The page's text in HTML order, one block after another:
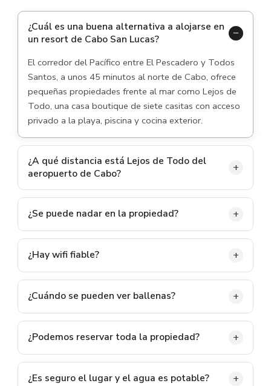
¿Cuál es una buena alternativa a alojarse en
un resort de Cabo San Lucas?
El corredor del Pacífico entre El Pescadero y Todos
Santos, a unos 45 minutos al norte de Cabo, ofrece
pequeñas propiedades frente al mar como Lejos de
Todo, una casa boutique de siete casitas con acceso
privado a la playa, piscina y cocina exterior.
¿A qué distancia está Lejos de Todo del
aeropuerto de Cabo?
Aproximadamente a 90 minutos en coche del
Aeropuerto Internacional de Los Cabos (SJD) vía
encuentra en el km 82, justo al sur de Pescadero.
¿Se puede nadar en la propiedad?
En los días tranquilos, sí, y la playa siempre es tuya
para pasear, hacer hogueras y ver ballenas. Para
está a diez minutos.
¿Hay wifi fiable?
Sí. El wifi alimentado por Starlink cubre todas las
casitas y se extiende hasta la playa, con velocidades
videollamadas.
¿Cuándo se pueden ver ballenas?
Aproximadamente entre diciembre y abril, las
ballenas jorobadas y las ballenas grises pasan cerca
patio frente a la playa.
¿Podemos reservar toda la propiedad?
Sí. Los grupos pueden reservar casitas individuales,
las siete habitaciones, todas las habitaciones más la
¿Es seguro el lugar y el agua es potable?